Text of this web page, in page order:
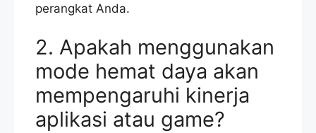
perangkat Anda.
2. Apakah menggunakan
mode hemat daya akan
mempengaruhi kinerja
aplikasi atau game?